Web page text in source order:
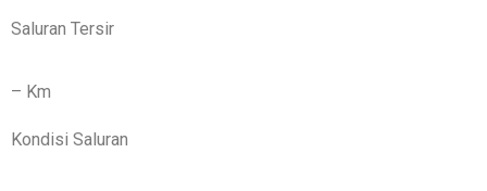
Saluran Tersir
– Km
Kondisi Saluran